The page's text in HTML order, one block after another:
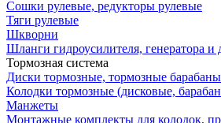
Сошки рулевые, редукторы рулевые
Тяги рулевые
Шкворни
Шланги гидроусилителя, генератора и
Тормозная система
Диски тормозные, тормозные барабаны
Колодки тормозные (дисковые,
Манжеты
Монтажные комплекты для колодок,